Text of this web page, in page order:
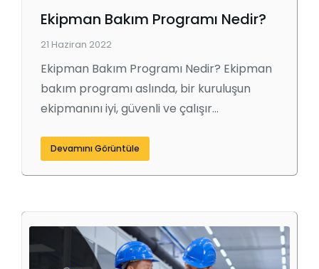
Ekipman Bakım Programı Nedir?
21 Haziran 2022
Ekipman Bakım Programı Nedir? Ekipman
bakım programı aslında, bir kuruluşun
ekipmanını iyi, güvenli ve çalışır…
Devamını Görüntüle